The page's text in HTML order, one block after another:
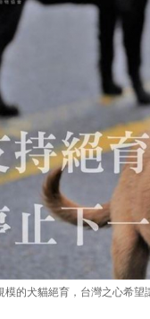
模的犬貓絕育，台灣之心希